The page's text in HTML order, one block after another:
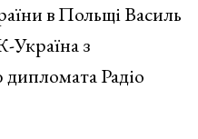
в Польщі Василь
Україна з
Радіо